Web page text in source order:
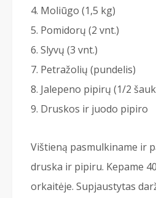
Moliūgo (1,5 kg)
Pomidorų (2 vnt.)
Slyvų (3 vnt.)
Petražolių (pundelis)
Jalepeno pipirų (1/2
Druskos ir juodo pipiro
Vištieną pasmulkiname ir
druska ir pipiru. Kepame
orkaitėje. Supjaustytas